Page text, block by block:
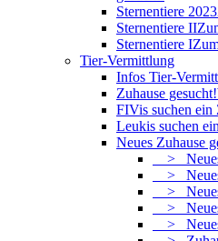
Sternentiere 2023
Sternentiere II
Sternentiere I
Tier-Vermittlung
Infos Tier-
Zuhause gesucht!
FIVis suchen ein
Leukis suchen
Neues Zuhause
> Neues
> Neues
> Neues
> Neues
> Neues